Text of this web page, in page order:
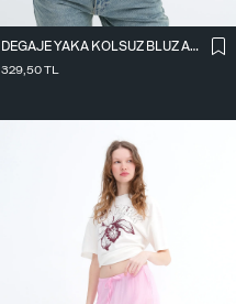
DEGAJE YAKA KOLSUZ BLUZ A0980
329,50TL